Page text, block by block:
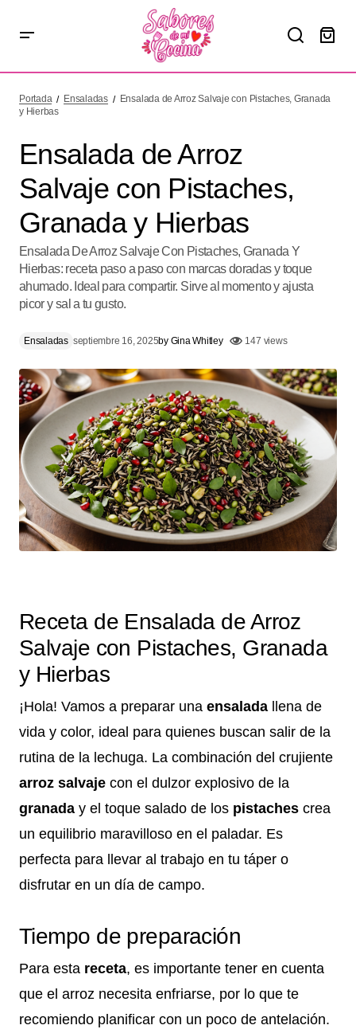
Hierbas
Portada Ensaladas
Ensalada de Arroz Salvaje con Pistaches, Granada
y Hierbas
Ensalada de Arroz
Salvaje con Pistaches,
Granada y Hierbas
Ensalada De Arroz Salvaje Con Pistaches, Granada Y
Hierbas: receta paso a paso con marcas doradas y toque
ahumado. Ideal para compartir. Sirve al momento y ajusta
picor y sal a tu gusto.
Ensaladas septiembre 16, 2025by Gina Whitley 147 views
Receta de Ensalada de Arroz
Salvaje con Pistaches, Granada
y Hierbas
¡Hola! Vamos a preparar una ensalada llena de
vida y color, ideal para quienes buscan salir de la
rutina de la lechuga. La combinación del crujiente
arroz salvaje con el dulzor explosivo de la
granada y el toque salado de los pistaches crea
un equilibrio maravilloso en el paladar. Es
perfecta para llevar al trabajo en tu táper o
disfrutar en un día de campo.
Tiempo de preparación
Para esta receta, es importante tener en cuenta
que el arroz necesita enfriarse, por lo que te
recomiendo planificar con un poco de antelación.